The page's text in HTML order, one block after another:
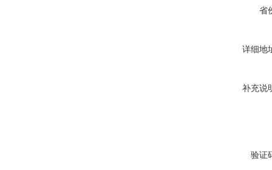
省
详细地
补充说
验证